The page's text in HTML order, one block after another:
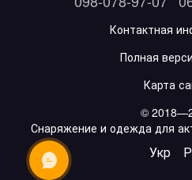
Контактная
Полная
Карта
©
Снаряжение и одежда для
Укр
ОНЛАЙН ЧАТ